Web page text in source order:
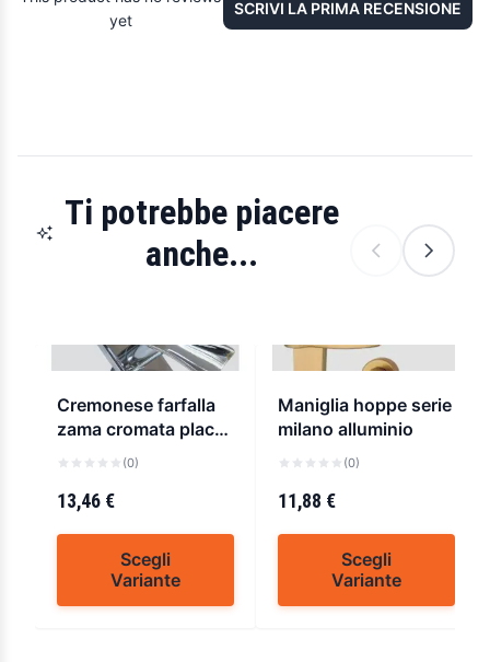
yet
SCRIVI LA PRIMA RECENSIONE
Ti potrebbe piacere
anche...
Cremonese farfalla
zama cromata placca
rettangolare
(0)
13,46 €
Scegli
Variante
Maniglia hoppe serie
milano alluminio
(0)
11,88 €
Scegli
Variante